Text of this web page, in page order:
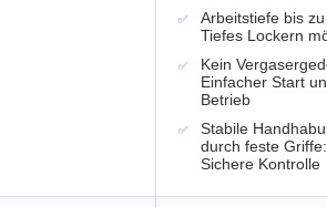
Arbeitstiefe bis
Tiefes Lockern
Kein
Einfacher Start
Betrieb
Stabile
durch feste Griffe:
Sichere Kontrolle